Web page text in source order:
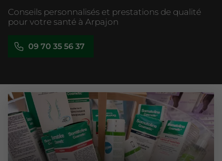
Conseils personnalisés et prestations de qualité
pour votre santé à Arpajon
09 70 35 56 37